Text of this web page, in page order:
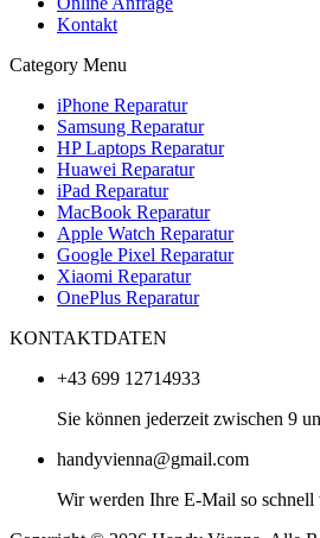
Kontakt
Category Menu
iPhone Reparatur
Samsung Reparatur
HP Laptops Reparatur
Huawei Reparatur
iPad Reparatur
MacBook Reparatur
Apple Watch Reparatur
Google Pixel Reparatur
Xiaomi Reparatur
OnePlus Reparatur
KONTAKTDATEN
+43 699 12714933
Sie können jederzeit zwischen 9
handyvienna@gmail.com
Wir werden Ihre E-Mail so